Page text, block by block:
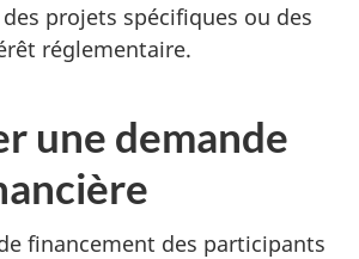
projets spécifiques ou des
réglementaire.
une demande
financement des participants